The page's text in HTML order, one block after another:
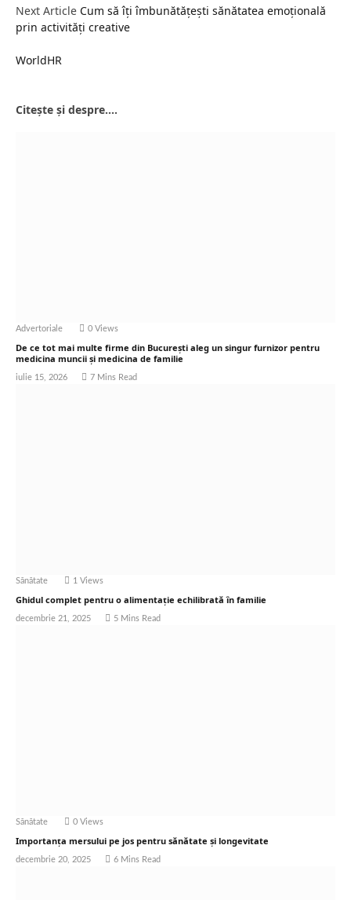
Next Article Cum să îți îmbunătățești sănătatea emoțională
prin activități creative
WorldHR
Citește și despre....
Advertoriale 0 Views
De ce tot mai multe firme din București aleg un singur furnizor pentru
medicina muncii și medicina de familie
iulie 15, 2026 7 Mins Read
Sănătate 1 Views
Ghidul complet pentru o alimentație echilibrată în familie
decembrie 21, 2025 5 Mins Read
Sănătate 0 Views
Importanța mersului pe jos pentru sănătate și longevitate
decembrie 20, 2025 6 Mins Read